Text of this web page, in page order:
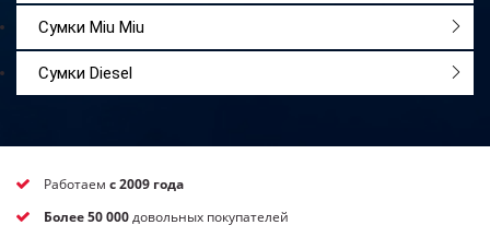
Сумки Miu Miu
Сумки Diesel
Работаем с 2009 года
Более 50 000довольных покупателей